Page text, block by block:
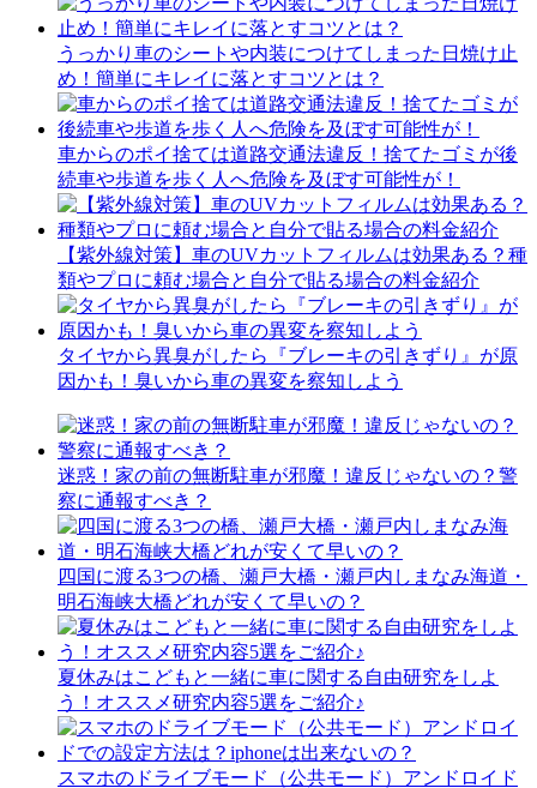
うっかり車のシートや内装につけてしまった日焼け止
め！簡単にキレイに落とすコツとは？
車からのポイ捨ては道路交通法違反！捨てたゴミが後
続車や歩道を歩く人へ危険を及ぼす可能性が！
【紫外線対策】車のUVカットフィルムは効果ある？種
類やプロに頼む場合と自分で貼る場合の料金紹介
タイヤから異臭がしたら『ブレーキの引きずり』が原
因かも！臭いから車の異変を察知しよう
迷惑！家の前の無断駐車が邪魔！違反じゃないの？警
察に通報すべき？
四国に渡る3つの橋、瀬戸大橋・瀬戸内しまなみ海道・
明石海峡大橋どれが安くて早いの？
夏休みはこどもと一緒に車に関する自由研究をしよ
う！オススメ研究内容5選をご紹介♪
スマホのドライブモード（公共モード）アンドロイド